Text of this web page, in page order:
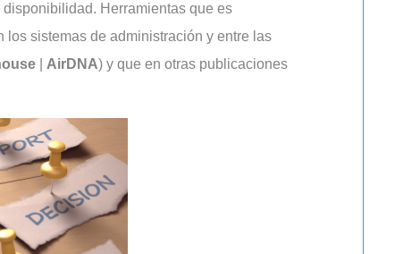
Herramientas que es
sistemas de administración y entre las
AirDNA) y que en otras publicaciones